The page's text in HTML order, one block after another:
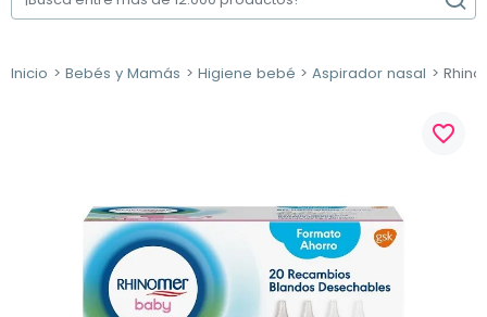
Inicio Bebés y Mamás Higiene bebé Aspirador nasal
favorite_border